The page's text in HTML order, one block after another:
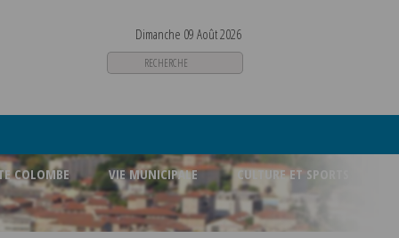
Dimanche 09 Août 2026
COLOMBE VIE MUNICIPALE CULTURE ET SPORTS